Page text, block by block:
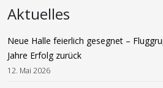
Aktuelles
Neue Halle feierlich gesegnet –
Jahre Erfolg zurück
12. Mai 2026